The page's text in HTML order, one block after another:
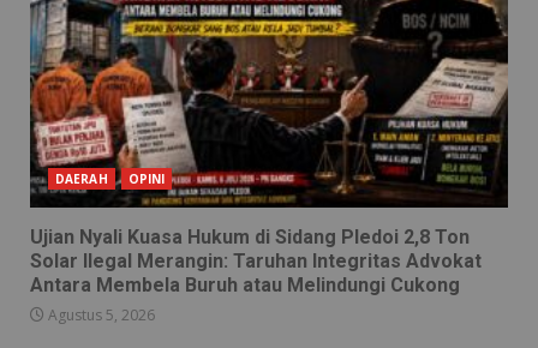
DAERAH OPINI
Ujian Nyali Kuasa Hukum di Sidang Pledoi 2,8 Ton
Solar Ilegal Merangin: Taruhan Integritas Advokat
Antara Membela Buruh atau Melindungi Cukong
Agustus 5, 2026